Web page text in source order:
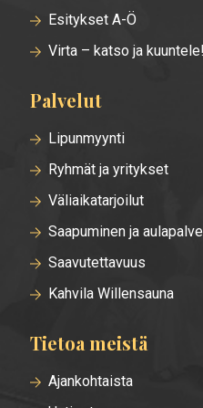
Esitykset A-Ö
Virta – katso ja kuuntele!
Palvelut
Lipunmyynti
Ryhmät ja yritykset
Väliaikatarjoilut
Saapuminen ja
Saavutettavuus
Kahvila Willensauna
Tietoa meistä
Ajankohtaista